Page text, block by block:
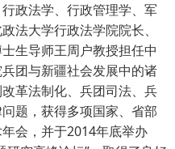
政法学、行政管理学、军
法大学行政法学院院长、
生导师王周户教授担任中
团与新疆社会发展中的诸
革法制化、兵团司法、兵
题，获得多项国家、省部
会，并于2014年底举办